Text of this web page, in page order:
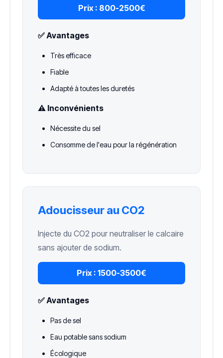
Prix : 800-2500€
✅ Avantages
Très efficace
Fiable
Adapté à toutes les duretés
⚠️ Inconvénients
Nécessite du sel
Consomme de l'eau pour la régénération
Adoucisseur au CO2
Injecte du CO2 pour neutraliser le calcaire
sans ajouter de sodium.
Prix : 1500-3500€
✅ Avantages
Pas de sel
Eau potable sans sodium
Écologique